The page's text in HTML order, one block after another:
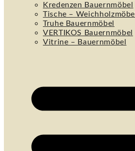
Kredenzen Bauernmöbel
Tische – Weichholzmöbel
Truhe Bauernmöbel
VERTIKOS Bauernmöbel
Vitrine – Bauernmöbel